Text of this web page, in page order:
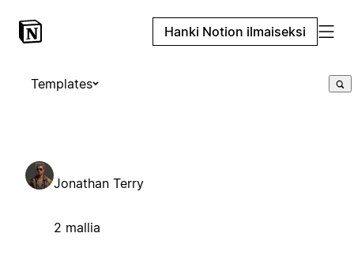
Hanki Notion ilmaiseksi
Templates
Jonathan Terry
2 mallia